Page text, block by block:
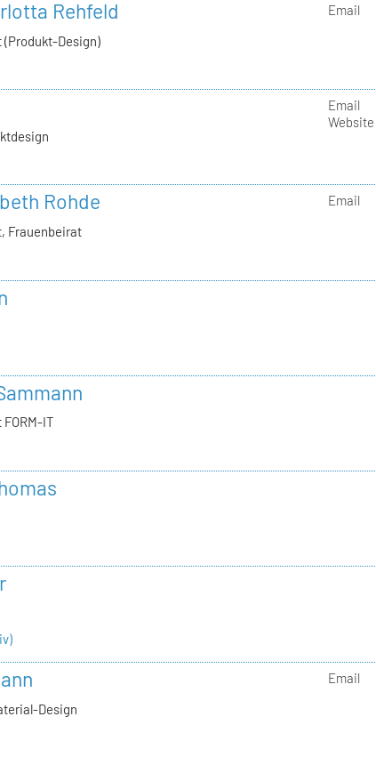
Rehfeld
Design)
Email
Email
Website
Rohde
Frauenbeirat
Email
IT
Design
Email